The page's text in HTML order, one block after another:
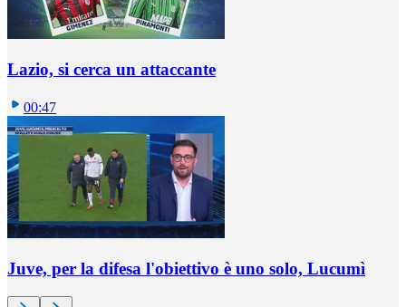
Lazio, si cerca un attaccante
00:47
Juve, per la difesa l'obiettivo è uno solo, Lucumì